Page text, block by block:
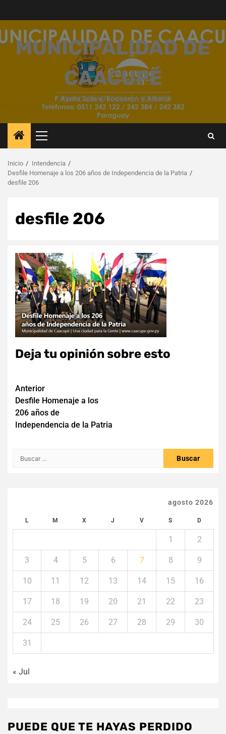
contenido
MUNICIPALIDAD DE
CAACUPÉ
UNA CIUDAD PARA LA GENTE
Menú
principal
Inicio
Intendencia
Desfile Homenaje a los 206 años de Independencia de la Patria
desfile 206
desfile 206
Deja tu opinión sobre esto
Navegación
de
entradas
Anterior
Desfile Homenaje a los
206 años de
Independencia de la Patria
Buscar:
agosto 2026
L M X J V S D
1 2
3 4 5 6 7 8 9
10 11 12 13 14 15 16
17 18 19 20 21 22 23
24 25 26 27 28 29 30
31
« Jul
PUEDE QUE TE HAYAS PERDIDO